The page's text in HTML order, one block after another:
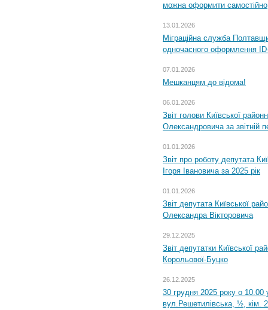
можна оформити самостійно
13.01.2026
Міграційна служба
одночасного оформлення
07.01.2026
Мешканцям до відома!
06.01.2026
Звіт голови Київської
Олександровича за звітній
01.01.2026
Звіт про роботу депутата
Ігоря Івановича за 2025 рік
01.01.2026
Звіт депутата Київської
Олександра Вікторовича
29.12.2025
Звіт депутатки Київської
Корольової-Буцко
26.12.2025
30 грудня 2025 року о 10.00
вул.Решетилівська, ½, кім.